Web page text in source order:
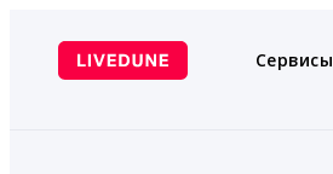
содержимому
Сервисы